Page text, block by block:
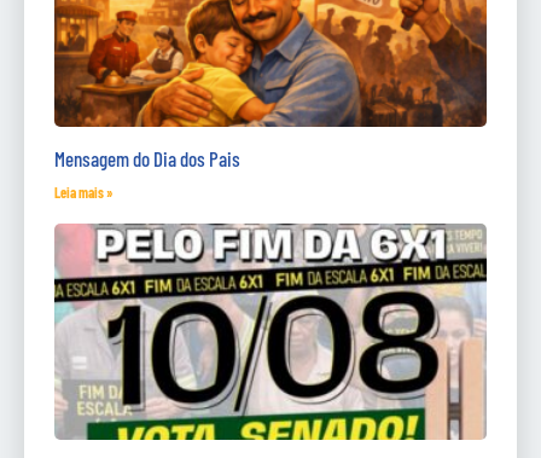
Mensagem do Dia dos Pais
Leia mais »